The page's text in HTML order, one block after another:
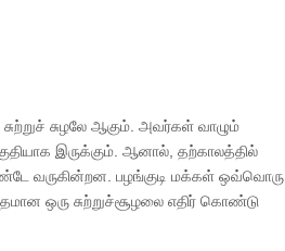
சுழலே ஆகும். அவர்கள் வாழும்
இருக்கும். ஆனால், தற்காலத்தில்
வருகின்றன. பழங்குடி மக்கள் ஒவ்வொரு
ஒரு சுற்றுச்சூழலை எதிர் கொண்டு